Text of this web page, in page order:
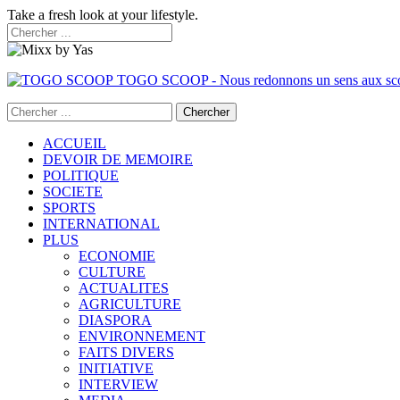
Take a fresh look at your lifestyle.
TOGO SCOOP - Nous redonnons un sens aux
ACCUEIL
DEVOIR DE MEMOIRE
POLITIQUE
SOCIETE
SPORTS
INTERNATIONAL
PLUS
ECONOMIE
CULTURE
ACTUALITES
AGRICULTURE
DIASPORA
ENVIRONNEMENT
FAITS DIVERS
INITIATIVE
INTERVIEW